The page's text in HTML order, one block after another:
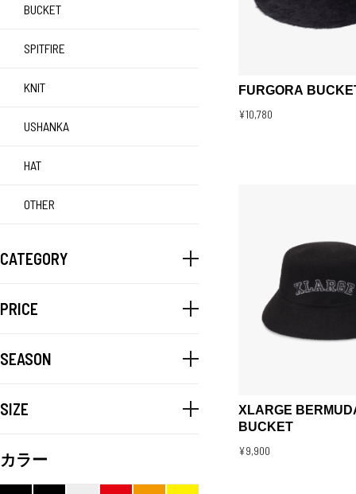
BUCKET
SPITFIRE
KNIT
USHANKA
HAT
OTHER
CATEGORY
PRICE
SEASON
SIZE
カラー
FURGORA
¥10,780
XLARGE
BUCKET
¥9,900